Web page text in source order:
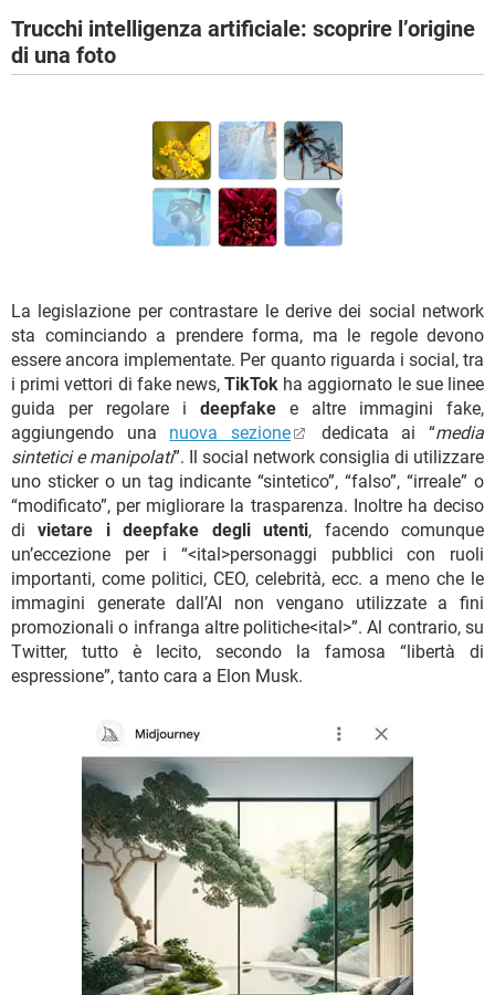
Trucchi intelligenza artificiale: scoprire l’origine
di una foto
La legislazione per contrastare le derive dei social network
sta cominciando a prendere forma, ma le regole devono
essere ancora implementate. Per quanto riguarda i social, tra
i primi vettori di fake news,TikTok ha aggiornato le sue linee
guida per regolare i deepfake e altre immagini fake,
aggiungendo una nuova sezione dedicata ai “media
sintetici e manipolati”. Il social network consiglia di utilizzare
uno sticker o un tag indicante “sintetico”, “falso”, “irreale” o
“modificato”, per migliorare la trasparenza. Inoltre ha deciso
divietare i deepfake degli utenti, facendo comunque
un’eccezione per i “<ital>personaggi pubblici con ruoli
importanti, come politici, CEO, celebrità, ecc. a meno che le
immagini generate dall’AI non vengano utilizzate a fini
promozionali o infranga altre politiche<ital>”. Al contrario, su
Twitter, tutto è lecito, secondo la famosa “libertà di
espressione”, tanto cara a Elon Musk.